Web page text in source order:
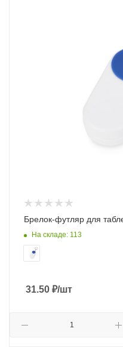
Брелок-
На складе: 113
31.50 ₽/шт